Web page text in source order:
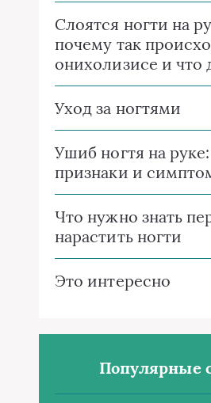
Слоятся ногти на
почему так
онихолизисе и что
Уход за ногтями
Ушиб ногтя на
признаки и
Что нужно знать
нарастить ногти
Это интересно
Популярные